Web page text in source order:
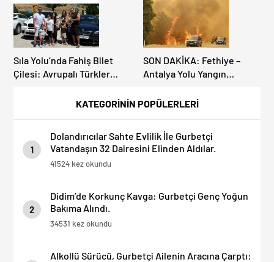
KATEGORİNİN POPÜLERLERİ
1
Dolandırıcılar Sahte Evlilik İle Gurbetçi
Vatandaşın 32 Dairesini Elinden Aldılar.
41524 kez okundu
2
Didim’de Korkunç Kavga: Gurbetçi Genç Yoğun
Bakıma Alındı.
34531 kez okundu
Alkollü Sürücü, Gurbetçi Ailenin Aracına Çarptı:
Sıla Yolu’nda Fahiş Bilet
Çilesi: Avrupalı Türkler
Gümrükler Kilitlendi!
SON DAKİKA: Fethiye –
Antalya Yolu Yangın
Kapatıldı! Tahliyeler